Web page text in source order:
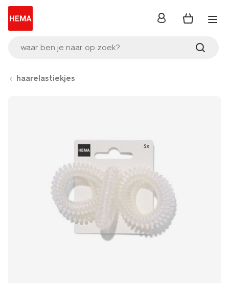
waar ben je naar op zoek?
inloggen
haarelastiekjes